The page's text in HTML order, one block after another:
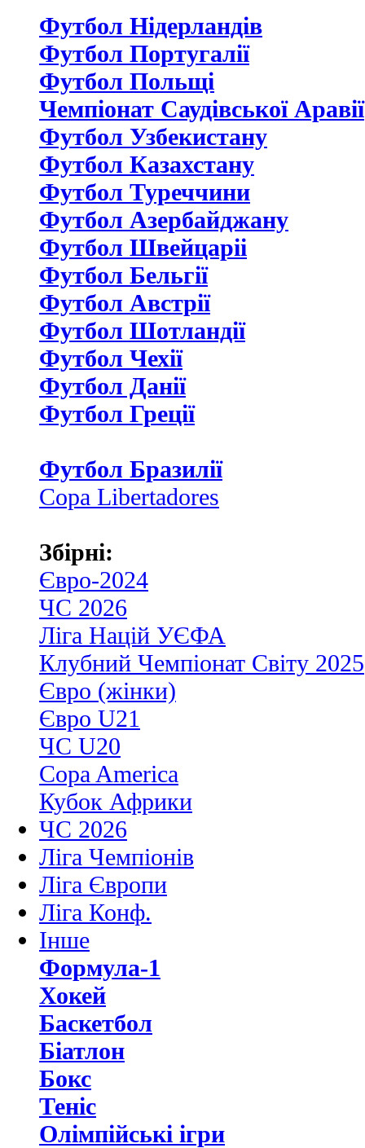
Футбол Нідерландiв
Футбол Португалії
Футбол Польщі
Чемпіонат Саудівської Аравії
Футбол Узбекистану
Футбол Казахстану
Футбол Туреччини
Футбол Азербайджану
Футбол Швейцаріі
Футбол Бельгії
Футбол Австрії
Футбол Шотландії
Футбол Чехії
Футбол Данії
Футбол Греції
Футбол Бразилії
Copa Libertadores
Збірні:
Євро-2024
ЧС 2026
Ліга Націй УЄФА
Клубний Чемпіонат Світу 2025
Євро (жінки)
Євро U21
ЧС U20
Copa America
Кубок Африки
ЧС 2026
Ліга Чемпіонів
Ліга Європи
Ліга Конф.
Інше
Формула-1
Хокей
Баскетбол
Біатлон
Бокс
Теніс
Олімпійські ігри